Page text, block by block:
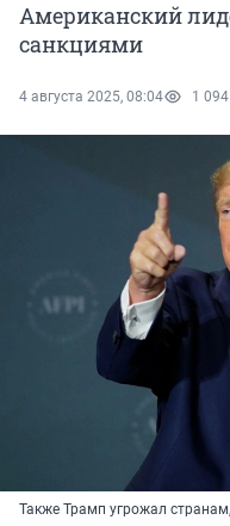
Американский
санкциями
4 августа 2025, 08:04 1 094
Также Трамп угрожал